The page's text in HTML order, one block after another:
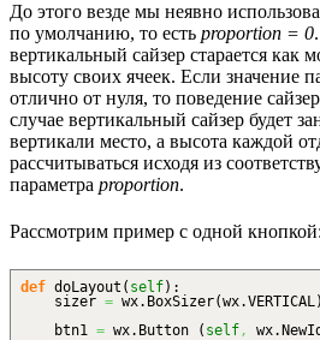
До этого везде мы неявно
по умолчанию, то есть proportion = 0
вертикальный сайзер старается
высоту своих ячеек. Если значение
отлично от нуля, то поведение
случае вертикальный сайзер будет
вертикали место, а высота каждой
рассчитываться исходя из
параметра proportion.
Рассмотрим пример с одной кнопкой:
def doLayout ( self) :
sizer = wx. BoxSizer(wx.VERTICAL )
btn1 = wx. Button ( self , wx.NewId